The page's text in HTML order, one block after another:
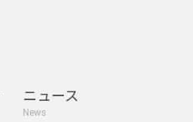
ニュース
News